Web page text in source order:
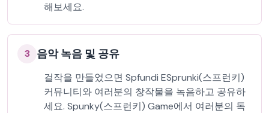
해보세요.
3 음악 녹음 및 공유
걸작을 만들었으면 Spfundi ESprunki(스프런키)
커뮤니티와 여러분의 창작물을 녹음하고 공유하
세요. Spunky(스프런키) Game에서 여러분의 독